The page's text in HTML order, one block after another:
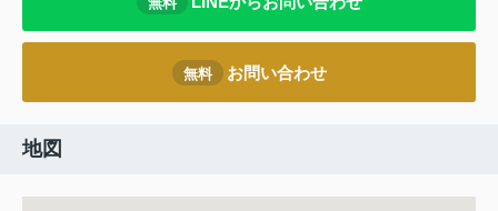
無料 お問い合わせ
地図